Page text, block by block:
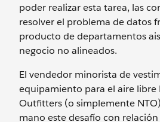
poder realizar esta tarea, las
resolver el problema de datos
producto de departamentos
negocio no alineados.
El vendedor minorista de
equipamiento para el aire libre
Outfitters (o simplemente
mano este desafío con